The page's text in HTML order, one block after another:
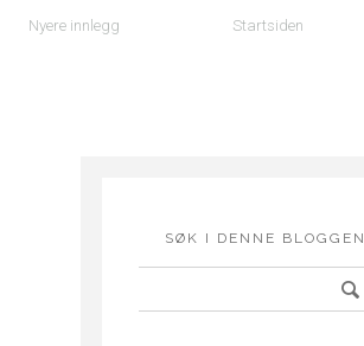
Nyere innlegg Startsiden
SØK I DENNE BLOGGEN